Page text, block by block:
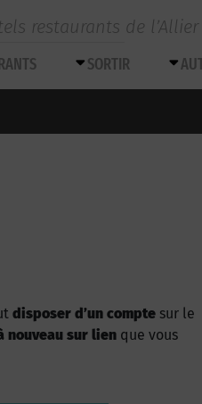
restaurants de l’Allier
SORTIR
disposer d’un compte sur le
nouveau sur lien que vous